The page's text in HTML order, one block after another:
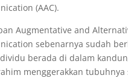
(AAC).
Augmentative and
sebenarnya sudah
berada di dalam
menggerakkan tubuhnya